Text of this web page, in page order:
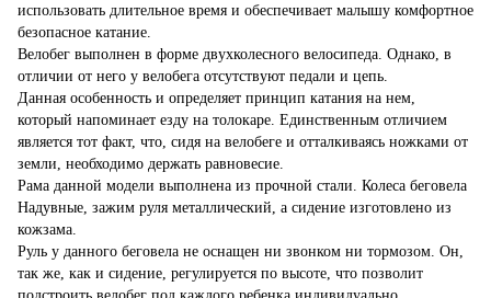
использовать длительное время и обеспечивает малышу комфортное
безопасное катание.
Велобег выполнен в форме двухколесного велосипеда. Однако, в
отличии от него у велобега отсутствуют педали и цепь.
Данная особенность и определяет принцип катания на нем,
который напоминает езду на толокаре. Единственным отличием
является тот факт, что, сидя на велобеге и отталкиваясь ножками от
земли, необходимо держать равновесие.
Рама данной модели выполнена из прочной стали. Колеса беговела
Надувные, зажим руля металлический, а сидение изготовлено из
кожзама.
Руль у данного беговела не оснащен ни звонком ни тормозом. Он,
так же, как и сидение, регулируется по высоте, что позволит